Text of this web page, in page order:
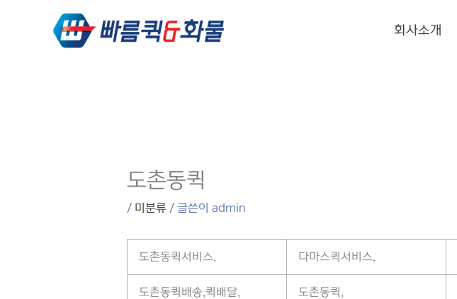
회사소개
도촌동퀵
/ 미분류/ 글쓴이 admin
도촌동퀵서비스, 다마스퀵서비스,
도촌동퀵배송,퀵배달, 도촌동퀵,